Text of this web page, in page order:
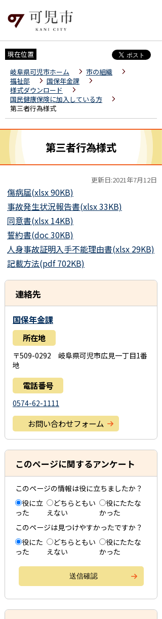
現在位置
岐阜県可児市ホーム
市の組織
福祉部
国保年金課
様式ダウンロード
国民健康保険に加入している方
第三者行為様式
第三者行為様式
更新日:2021年7月12日
傷病届(xlsx 90KB)
事故発生状況報告書(xlsx 33KB)
同意書(xlsx 14KB)
誓約書(doc 30KB)
人身事故証明入手不能理由書(xlsx 29KB)
記載方法(pdf 702KB)
連絡先
国保年金課
所在地
〒509-0292 岐阜県可児市広見一丁目1番
地
電話番号
0574-62-1111
お問い合わせフォーム
このページに関するアンケート
このページの情報は役に立ちましたか？
役に立
った
どちらともい
えない
役にたたな
かった
このページは見つけやすかったですか？
役にた
った
どちらともい
えない
役にたたな
かった